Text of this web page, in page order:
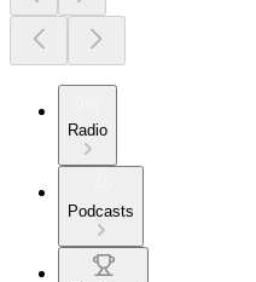
Radio
Podcasts